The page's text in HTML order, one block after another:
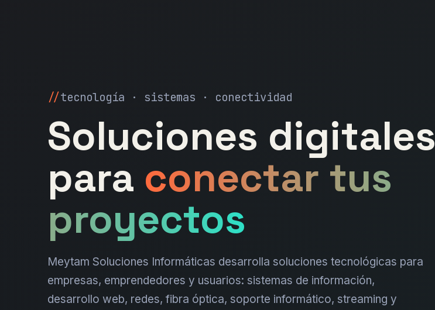
tecnología · sistemas · conectividad
Soluciones digitales
para conectar tus
proyectos
Meytam Soluciones Informáticas desarrolla soluciones tecnológicas para
empresas, emprendedores y usuarios: sistemas de información,
desarrollo web, redes, fibra óptica, soporte informático, streaming y